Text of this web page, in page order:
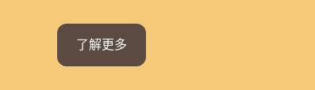
最近搜寻纪录
了解更多